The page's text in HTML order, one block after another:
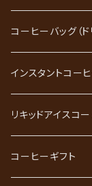
ブレンドコーヒー
ストレートコーヒ
スペシャルティコ
ごーるど四季限定
コーヒーバッグ（ド
インスタントコー
リキッドアイスコ
コーヒーギフト